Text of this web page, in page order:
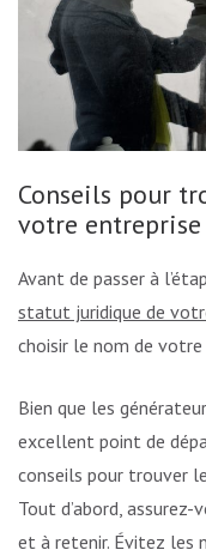
Conseils pour
votre entreprise
Avant de passer à
statut juridique de
choisir le nom de votre
Bien que les
excellent point de
conseils pour trouver
Tout d’abord,
et à retenir. Évitez les